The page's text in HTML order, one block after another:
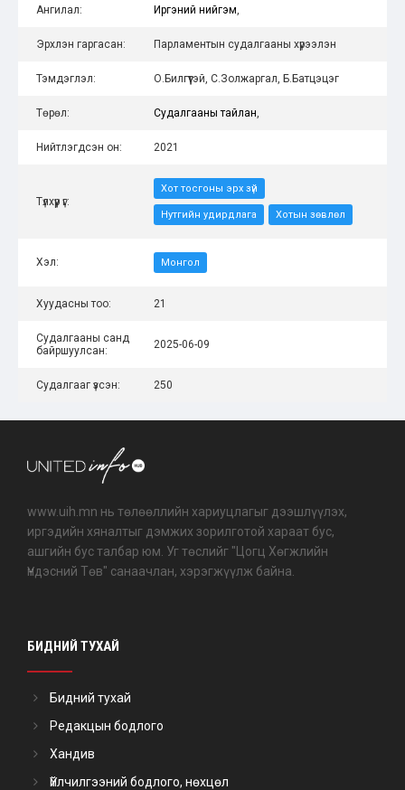
Ангилал: Иргэний нийгэм,
Эрхлэн гаргасан: Парламентын судалгааны хүрээлэн
Тэмдэглэл: О.Билгүүтэй, С.Золжаргал, Б.Батцэцэг
Төрөл: Судалгааны тайлан,
Нийтлэгдсэн он: 2021
Түлхүүр үг:
Хот тосгоны эрх зүй
Нутгийн удирдлага Хотын зөвлөл
Хэл: Монгол
Хуудасны тоо: 21
Судалгааны санд
байршуулсан:
2025-06-09
Судалгааг үзсэн: 250
www.uih.mn нь төлөөллийн хариуцлагыг дээшлүүлэх,
иргэдийн хяналтыг дэмжих зорилготой хараат бус,
ашгийн бус талбар юм. Уг төслийг "Цогц Хөгжлийн
Үндэсний Төв" санаачлан, хэрэгжүүлж байна.
БИДНИЙ ТУХАЙ
Бидний тухай
Редакцын бодлого
Хандив
Үйлчилгээний бодлого, нөхцөл